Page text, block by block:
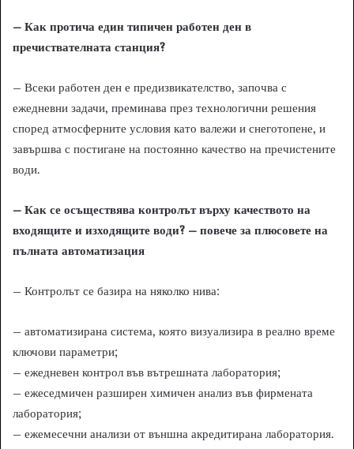
– Как протича един типичен работен ден в
пречиствателната станция?
– Всеки работен ден е предизвикателство, започва с
ежедневни задачи, преминава през технологични решения
според атмосферните условия като валежи и снеготопене, и
завършва с постигане на постоянно качество на пречистените
води.
– Как се осъществява контролът върху качеството на
входящите и изходящите води? – повече за плюсовете на
пълната автоматизация
– Контролът се базира на няколко нива:
– автоматизирана система, която визуализира в реално време
ключови параметри;
– ежедневен контрол във вътрешната лаборатория;
– ежеседмичен разширен химичен анализ във фирмената
лаборатория;
– ежемесечни анализи от външна акредитирана лаборатория.